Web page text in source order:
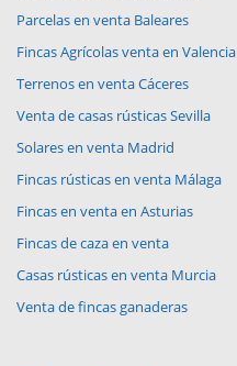
Parcelas en venta Baleares
Fincas Agrícolas venta en Valencia
Terrenos en venta Cáceres
Venta de casas rústicas Sevilla
Solares en venta Madrid
Fincas rústicas en venta Málaga
Fincas en venta en Asturias
Fincas de caza en venta
Casas rústicas en venta Murcia
Venta de fincas ganaderas